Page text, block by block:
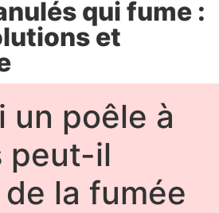
qui fume :
et
un poêle à
peut-il
la fumée